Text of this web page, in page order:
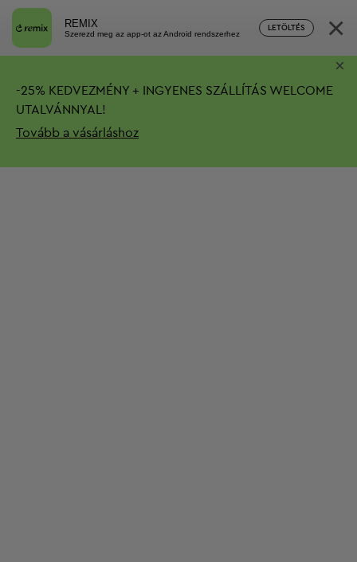
REMIX
Szerezd meg az app-ot az Android rendszerhez
LETÖLTÉS ×
-25% KEDVEZMÉNY + INGYENES SZÁLLÍTÁS WELCOME
UTALVÁNNYAL!
Tovább a vásárláshoz
×